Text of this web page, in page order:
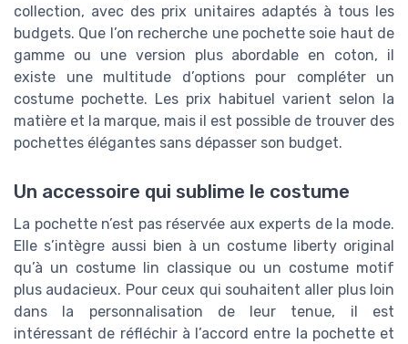
collection, avec des prix unitaires adaptés à tous les
budgets. Que l’on recherche une pochette soie haut de
gamme ou une version plus abordable en coton, il
existe une multitude d’options pour compléter un
costume pochette. Les prix habituel varient selon la
matière et la marque, mais il est possible de trouver des
pochettes élégantes sans dépasser son budget.
Un accessoire qui sublime le costume
La pochette n’est pas réservée aux experts de la mode.
Elle s’intègre aussi bien à un costume liberty original
qu’à un costume lin classique ou un costume motif
plus audacieux. Pour ceux qui souhaitent aller plus loin
dans la personnalisation de leur tenue, il est
intéressant de réfléchir à l’accord entre la pochette et